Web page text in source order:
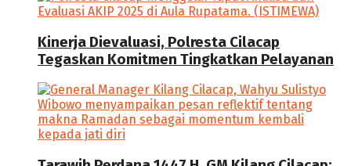
Kinerja Dievaluasi, Polresta Cilacap
Tegaskan Komitmen Tingkatkan Pelayanan